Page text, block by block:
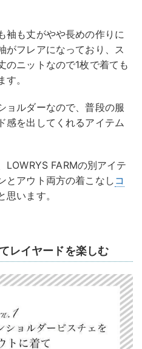
袖も丈がやや長めの作りに
がフレアになっており、ス
のニットなので1枚で着ても
。
ョルダーなので、普段の服
感を出してくれるアイテム
LOWRYS FARMの別アイテ
とアウト両方の着こなし コ
います。
レイヤードを楽しむ